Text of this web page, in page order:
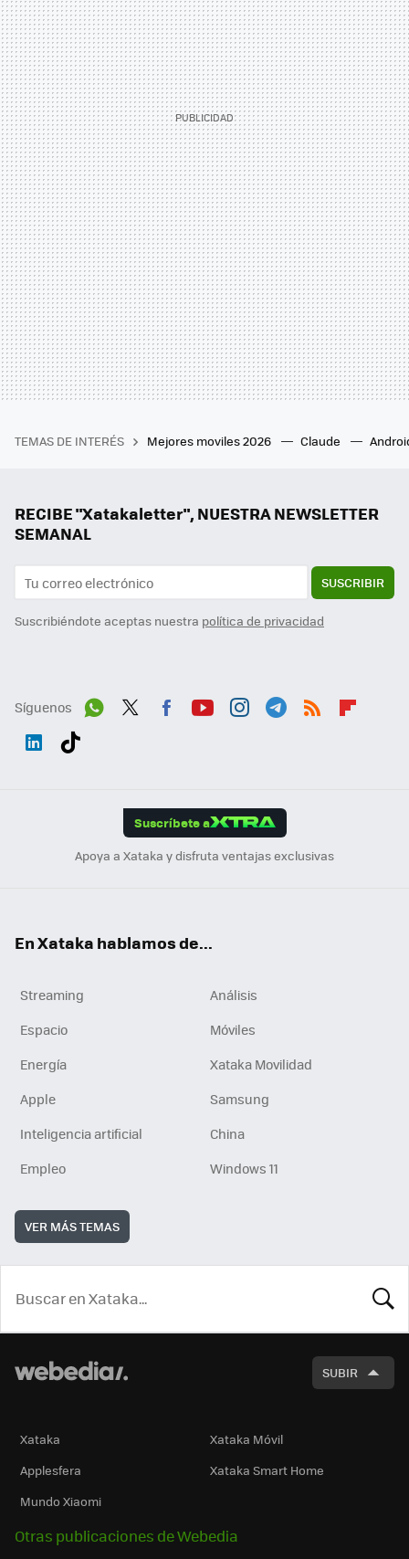
TEMAS DE INTERÉS Mejores moviles 2026 Claude
RECIBE "Xatakaletter", NUESTRA NEWSLETTER
SEMANAL
SUSCRIBIR
Suscribiéndote aceptas nuestra política de privacidad
Síguenos
Suscríbete a
Apoya a Xataka y disfruta ventajas exclusivas
En Xataka hablamos de...
Streaming
Análisis
Espacio
Móviles
Energía
Xataka Movilidad
Apple
Samsung
Inteligencia artificial
China
Empleo
Windows 11
VER MÁS TEMAS
SUBIR
Xataka
Xataka Móvil
Applesfera
Xataka Smart Home
Mundo Xiaomi
Otras publicaciones de Webedia